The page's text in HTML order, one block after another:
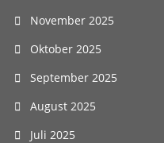
November 2025
Oktober 2025
September 2025
August 2025
Juli 2025